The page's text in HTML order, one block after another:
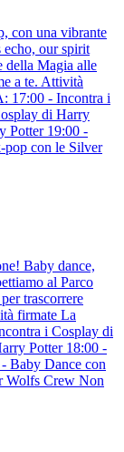
con una vibrante
our spirit
della Magia alle
a te. Attività
17:00 - Incontra i
di Harry
Potter 19:00 -
pop con le Silver
Baby dance,
al Parco
trascorrere
firmate La
i Cosplay di
Potter 18:00 -
Baby Dance con
Wolfs Crew Non